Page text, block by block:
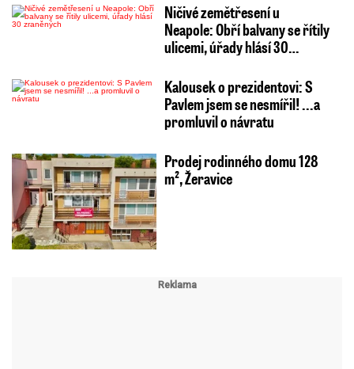
Ničivé zemětřesení u
Neapole: Obří balvany se řítily
ulicemi, úřady hlásí 30…
Kalousek o prezidentovi: S
Pavlem jsem se nesmířil! ...a
promluvil o návratu
Prodej rodinného domu 128
m², Žeravice